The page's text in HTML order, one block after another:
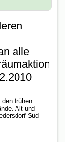
alle
den frühen
Alt und
Süd